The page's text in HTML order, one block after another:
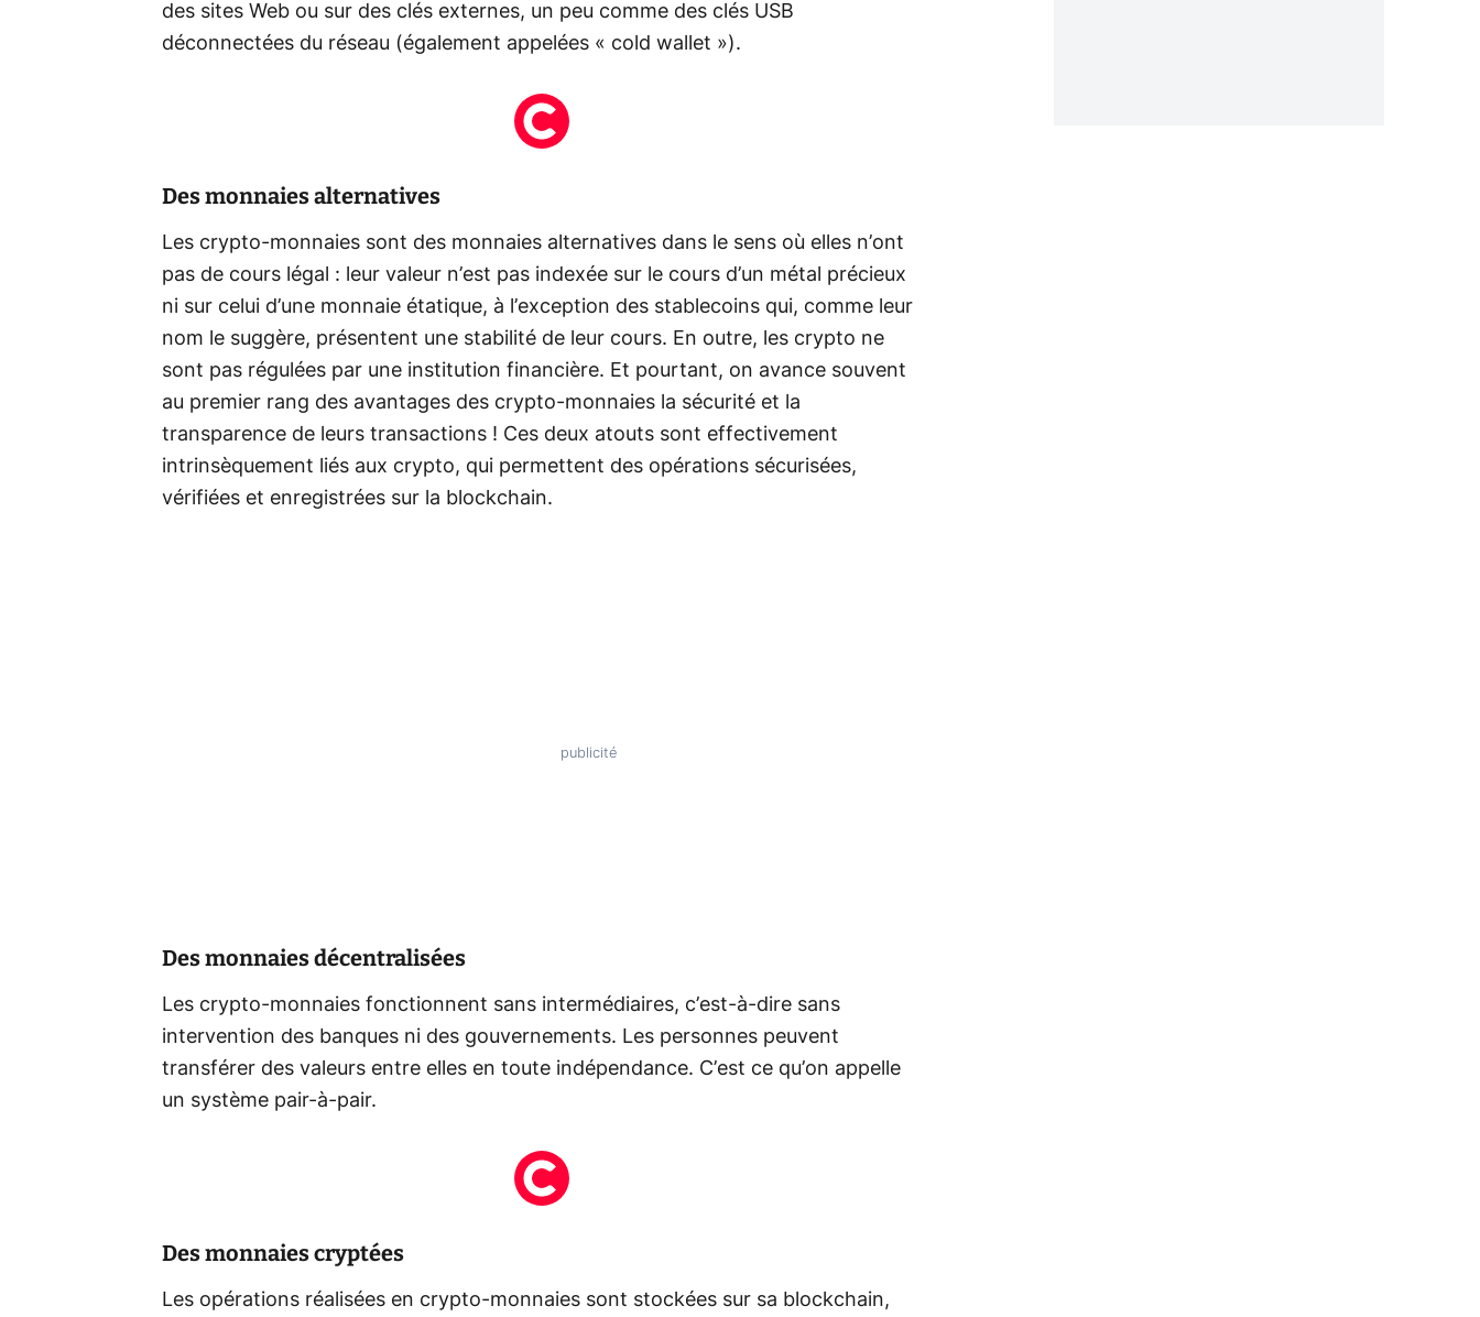
des sites Web ou sur des clés externes, un peu comme des clés USB
déconnectées du réseau (également appelées « cold wallet »).
Des monnaies alternatives
Les crypto-monnaies sont des monnaies alternatives dans le sens où elles n’ont
pas de cours légal : leur valeur n’est pas indexée sur le cours d’un métal précieux
ni sur celui d’une monnaie étatique, à l’exception des stablecoins qui, comme leur
nom le suggère, présentent une stabilité de leur cours. En outre, les crypto ne
sont pas régulées par une institution financière. Et pourtant, on avance souvent
au premier rang des avantages des crypto-monnaies la sécurité et la
transparence de leurs transactions ! Ces deux atouts sont effectivement
intrinsèquement liés aux crypto, qui permettent des opérations sécurisées,
vérifiées et enregistrées sur la blockchain.
Des monnaies décentralisées
Les crypto-monnaies fonctionnent sans intermédiaires, c’est-à-dire sans
intervention des banques ni des gouvernements. Les personnes peuvent
transférer des valeurs entre elles en toute indépendance. C’est ce qu’on appelle
un système pair-à-pair.
Des monnaies cryptées
Les opérations réalisées en crypto-monnaies sont stockées sur sa blockchain,